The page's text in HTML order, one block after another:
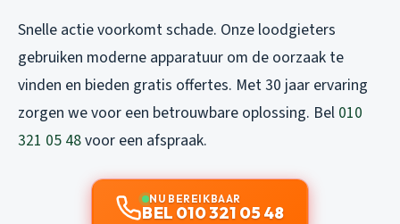
Snelle actie voorkomt schade. Onze loodgieters
gebruiken moderne apparatuur om de oorzaak te
vinden en bieden gratis offertes. Met 30 jaar ervaring
zorgen we voor een betrouwbare oplossing. Bel 010
321 05 48voor een afspraak.
NU BEREIKBAAR
BEL 010 321 05 48